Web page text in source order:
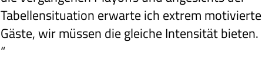
Tabellensituation erwarte ich extrem motivierte
Gäste, wir müssen die gleiche Intensität bieten.
“